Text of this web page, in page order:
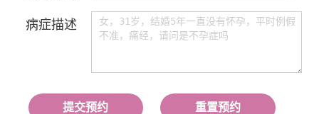
病症描述
提交预约 重置预约